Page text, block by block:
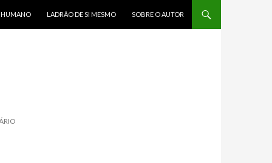
HUMANO LADRÃO DE SI MESMO SOBRE O AUTOR